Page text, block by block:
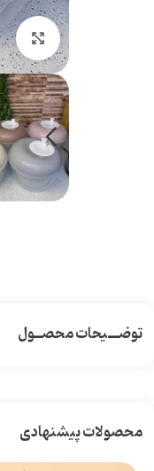
توضـــیحات محصــول
محصولات پیشنهادی